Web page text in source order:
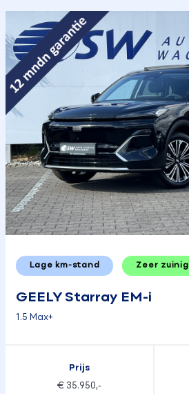
Lage km-stand Zeer zuinig
GEELY Starray EM-i
1.5 Max+
Prijs
€ 35.950,-